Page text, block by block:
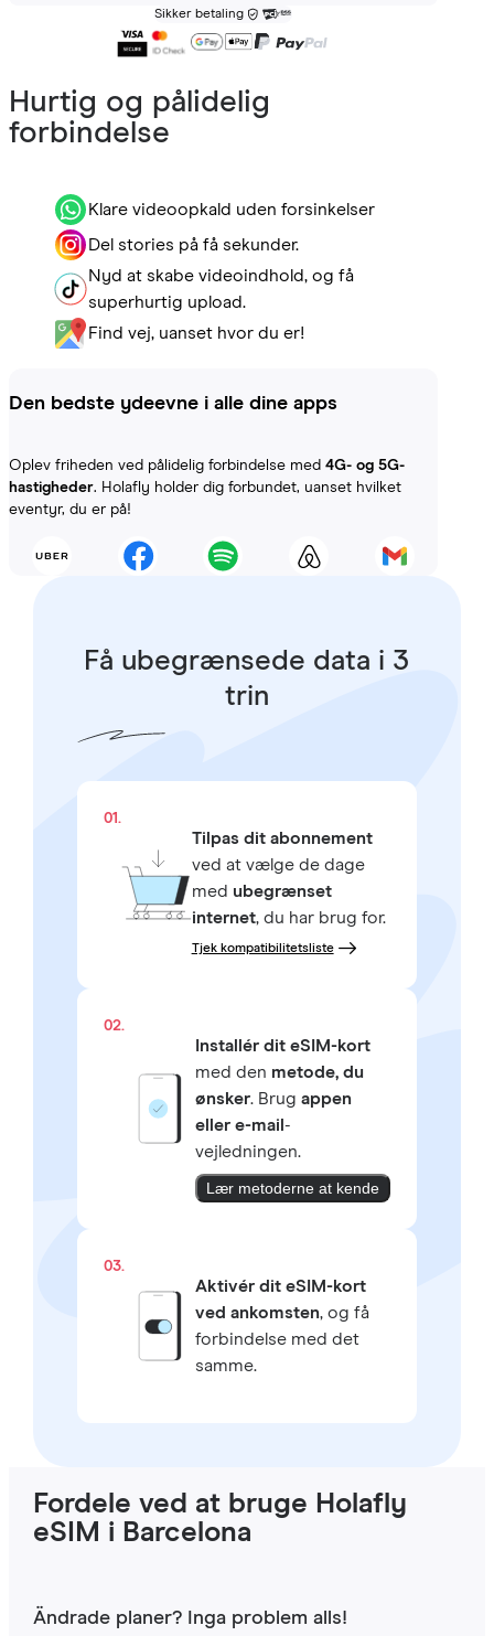
Sikker betaling
Hurtig og pålidelig
forbindelse
Klare videoopkald uden forsinkelser
Del stories på få sekunder.
Nyd at skabe videoindhold, og få
superhurtig upload.
Find vej, uanset hvor du er!
Den bedste ydeevne i alle dine apps
Oplev friheden ved pålidelig forbindelse med 4G- og 5G-
hastigheder. Holafly holder dig forbundet, uanset hvilket
eventyr, du er på!
Få ubegrænsede data i 3
trin
01.
Tilpas dit abonnement
ved at vælge de dage
med ubegrænset
internet, du har brug for.
Tjek kompatibilitetsliste
02.
Installér dit eSIM-kort
med den metode, du
ønsker. Brug appen
eller e-mail -
vejledningen.
Lær metoderne at kende
03.
Aktivér dit eSIM-kort
ved ankomsten, og få
forbindelse med det
samme.
Fordele ved at bruge Holafly
eSIM i Barcelona
Ändrade planer? Inga problem alls!